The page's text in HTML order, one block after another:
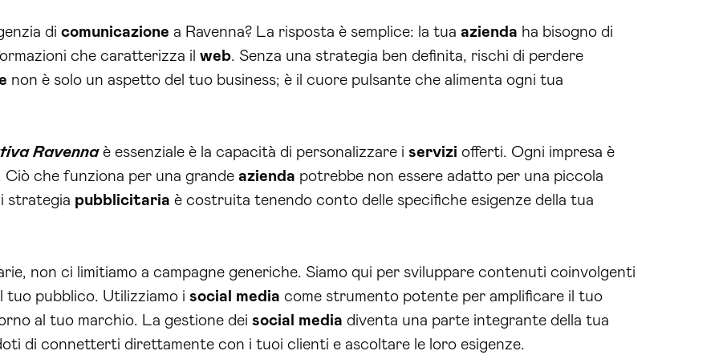
di comunicazione a Ravenna? La risposta è semplice: la tua azienda ha bisogno di
che caratterizza il web. Senza una strategia ben definita, rischi di perdere
non è solo un aspetto del tuo business; è il cuore pulsante che alimenta ogni tua
Ravennaè essenziale è la capacità di personalizzare i servizi offerti. Ogni impresa è
che funziona per una grande azienda potrebbe non essere adatto per una piccola
strategia pubblicitaria è costruita tenendo conto delle specifiche esigenze della tua
non ci limitiamo a campagne generiche. Siamo qui per sviluppare contenuti coinvolgenti
tuo pubblico. Utilizziamo i social media come strumento potente per amplificare il tuo
al tuo marchio. La gestione dei social media diventa una parte integrante della tua
di connetterti direttamente con i tuoi clienti e ascoltare le loro esigenze.